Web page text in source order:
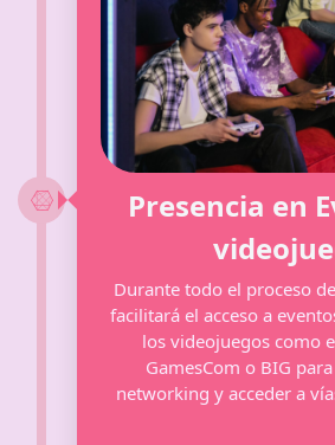
Presencia en
Durante todo el proceso
facilitará el acceso a
los videojuegos como
GamesCom o BIG
networking y acceder a